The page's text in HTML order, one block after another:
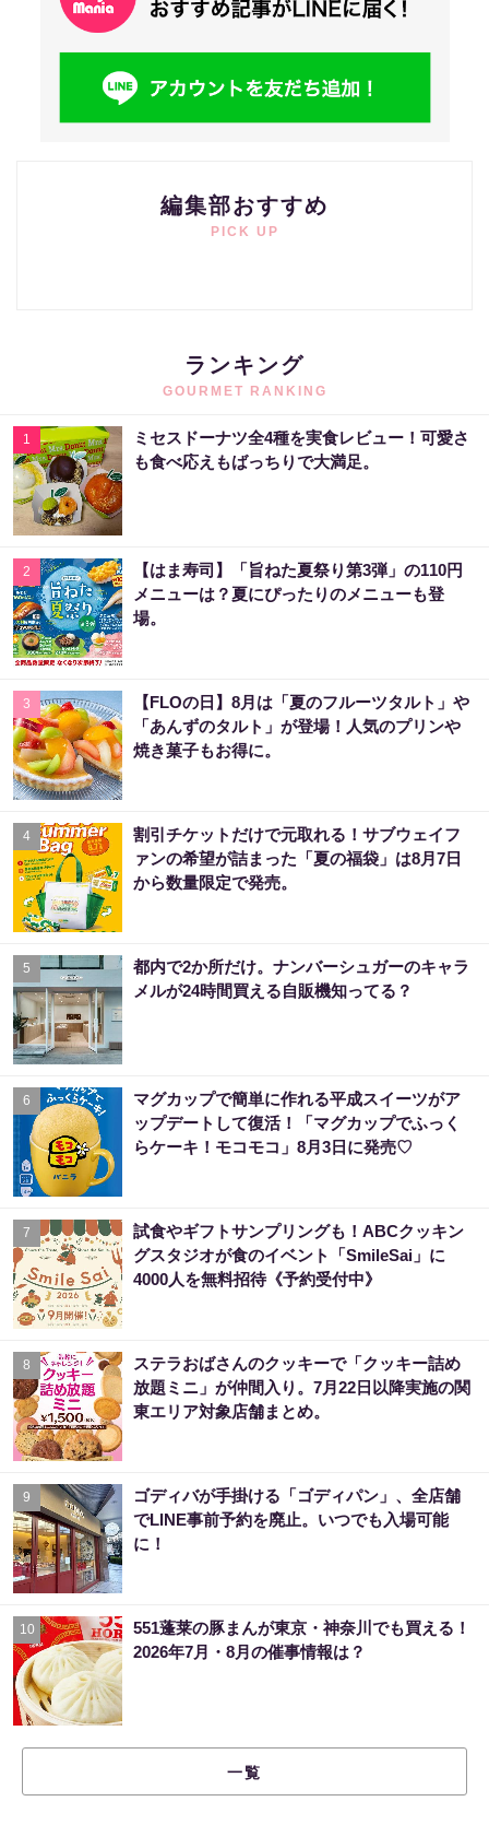
編集部おすすめ
PICK UP
ランキング
GOURMET RANKING
1
ミセスドーナツ全4種を実食レビュー！可愛さ
も食べ応えもばっちりで大満足。
2
【はま寿司】「旨ねた夏祭り第3弾」の110円
メニューは？夏にぴったりのメニューも登
場。
3
【FLOの日】8月は「夏のフルーツタルト」や
「あんずのタルト」が登場！人気のプリンや
焼き菓子もお得に。
4
割引チケットだけで元取れる！サブウェイフ
ァンの希望が詰まった「夏の福袋」は8月7日
から数量限定で発売。
5
都内で2か所だけ。ナンバーシュガーのキャラ
メルが24時間買える自販機知ってる？
6
マグカップで簡単に作れる平成スイーツがア
ップデートして復活！「マグカップでふっく
らケーキ！モコモコ」8月3日に発売♡
7
試食やギフトサンプリングも！ABCクッキン
グスタジオが食のイベント「SmileSai」に
4000人を無料招待《予約受付中》
8
ステラおばさんのクッキーで「クッキー詰め
放題ミニ」が仲間入り。7月22日以降実施の関
東エリア対象店舗まとめ。
9
ゴディバが手掛ける「ゴディパン」、全店舗
でLINE事前予約を廃止。いつでも入場可能
に！
10
551蓬莱の豚まんが東京・神奈川でも買える！
2026年7月・8月の催事情報は？
一覧